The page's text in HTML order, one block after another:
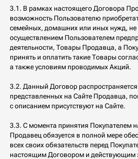
3.1. В рамках настоящего Договора
возможность Пользователю
семейных, домашних или иных нужд, не
осуществлением Пользователем
деятельности, Товары Продавца, а
принять и оплатить такие Товары
а также условиям проводимых Акций.
3.2. Данный Договор
представленных на Сайте Продавца,
с описанием присутствуют на Сайте.
3.3. С момента принятия Покупателем
Продавец обязуется в полной мере
всех своих обязательств перед
настоящим Договором и действующим